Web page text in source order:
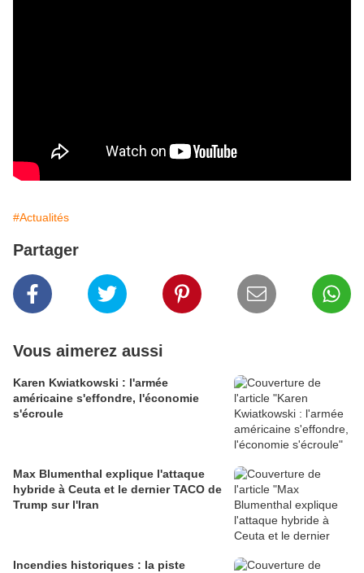
#Actualités
Partager
Vous aimerez aussi
Karen Kwiatkowski : l'armée
américaine s'effondre, l'économie
s'écroule
Max Blumenthal explique l'attaque
hybride à Ceuta et le dernier TACO de
Trump sur l'Iran
Incendies historiques : la piste